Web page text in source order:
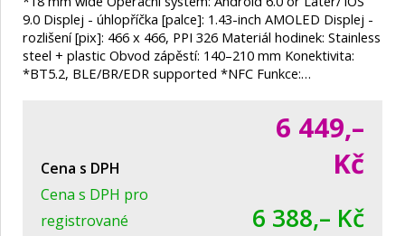
9.0 Displej - úhlopříčka [palce]: 1.43-inch AMOLED Displej -
rozlišení [pix]: 466 x 466, PPI 326 Materiál hodinek: Stainless
steel + plastic Obvod zápěstí: 140–210 mm Konektivita:
*BT5.2, BLE/BR/EDR supported *NFC Funkce:…
Cena s DPH
6 449,–
Kč
Cena s DPH pro
registrované
6 388,– Kč